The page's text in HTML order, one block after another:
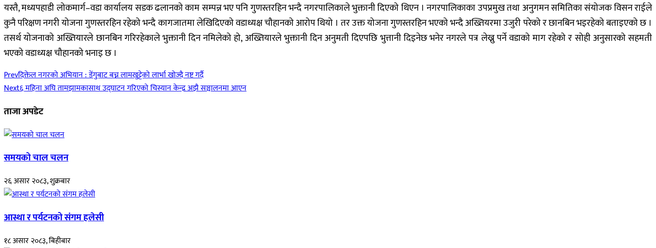
यस्तै, मध्यपहाडी लोकमार्ग–वडा कार्यालय सडक ढलानको काम सम्पन्न भए पनि गुणस्तरहिन भन्दै नगरपालिकाले भुक्तानी दिएको थिएन । नगरपालिकाका उपप्रमुख तथा अनुगमन समितिका संयोजक विसन राईले
कुनै परिक्षण नगरी योजना गुणस्तरहिन रहेको भन्दै कागजातमा लेखिदिएको वडाध्यक्ष चौहानको आरोप थियो । तर उक्त योजना गुणस्तरहिन भएको भन्दै अख्तियरमा उजुरी परेको र छानबिन भइरहेको बताइएको छ ।
तसर्थ योजनाको अख्तियारले छानबिन गरिरहेकाले भुक्तानी दिन नमिलेको हो, अख्तियारले भुक्तानी दिन अनुमती दिएपछि भुत्तानी दिइनेछ भनेर नगरले पत्र लेख्नु पर्ने वडाको माग रहेको र सोही अनुसारको सहमती
भएको वडाध्यक्ष चौहानको भनाइ छ ।
Prevदिक्तेल नगरको अभियान : डेंगुबाट बच्न लामखुट्टेको लार्भा खोज्दै नष्ट गर्दै
Next६ महिना अघि तामझामकासाथ उद्घाटन गरिएको चिस्यान केन्द्र अझै सञ्चालनमा आएन
ताजा अपडेट
समयको चाल चलन
२६ असार २०८३, शुक्रबार
आस्था र पर्यटनको संगम हलेसी
१८ असार २०८३, बिहीबार